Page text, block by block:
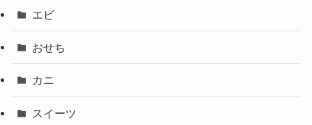
エビ
おせち
カニ
スイーツ